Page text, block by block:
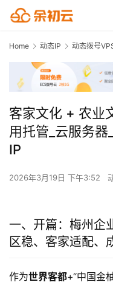
Home 动态IP 动态拨号
客家文化 + 农业
用托管_云服务器
IP
2026年3月19日 下午3:52
一、开篇：梅州企
区稳、客家适配、
作为世界客都+“中国金